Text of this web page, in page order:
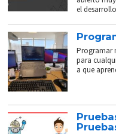
el
Programar
para
a que